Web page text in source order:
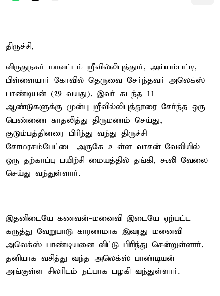
திருச்சி,
விருதுநகர் மாவட்டம் ஸ்ரீவில்லிபுத்தூர், அய்யம்பட்டி,
பிள்ளையார் கோவில் தெருவை சேர்ந்தவர் அலெக்ஸ்
பாண்டியன் (29 வயது). இவர் கடந்த 11
ஆண்டுகளுக்கு முன்பு ஸ்ரீவில்லிபுத்தூரை சேர்ந்த ஒரு
பெண்ணை காதலித்து திருமணம் செய்து,
குடும்பத்தினரை பிரிந்து வந்து திருச்சி
சோமரசம்பேட்டை அருகே உள்ள வாசன் வேலியில்
ஒரு தற்காப்பு பயிற்சி மையத்தில் தங்கி, கூலி வேலை
செய்து வந்துள்ளார்.
இதனிடையே கணவன்-மனைவி இடையே ஏற்பட்ட
கருத்து வேறுபாடு காரணமாக இவரது மனைவி
அலெக்ஸ் பாண்டியனை விட்டு பிரிந்து சென்றுள்ளார்.
தனியாக வசித்து வந்த அலெக்ஸ் பாண்டியன்
அங்குள்ள சிலரிடம் நட்பாக பழகி வந்துள்ளார்.